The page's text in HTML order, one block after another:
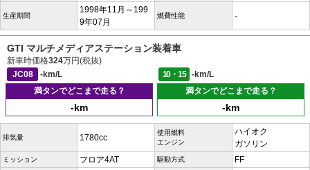
生産期間
1998年11月～199
9年07月
燃費性能 -
GTI マルチメディアステーション装着車
新車時価格324万円(税抜)
JC08
-km/L 10・15
-km/L
満タンでどこまで走る？
-km
満タンでどこまで走る？
-km
排気量 1780cc
使用燃料
エンジン
ハイオク
ガソリン
ミッション フロア4AT 駆動方式 FF